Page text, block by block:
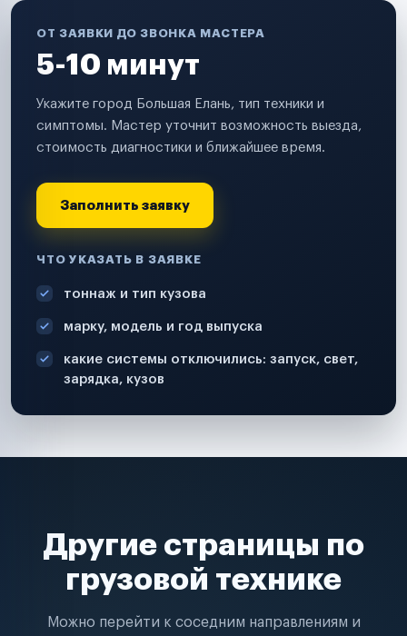
ОТ ЗАЯВКИ ДО ЗВОНКА МАСТЕРА
5-10 минут
Укажите город Большая Елань, тип техники и
симптомы. Мастер уточнит возможность выезда,
стоимость диагностики и ближайшее время.
Заполнить заявку
ЧТО УКАЗАТЬ В ЗАЯВКЕ
тоннаж и тип кузова
марку, модель и год выпуска
какие системы отключились: запуск, свет,
зарядка, кузов
Другие страницы по
грузовой технике
Можно перейти к соседним направлениям и